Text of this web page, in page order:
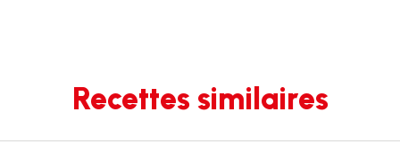
Recettes similaires